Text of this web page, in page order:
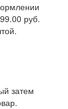
руб.
затем